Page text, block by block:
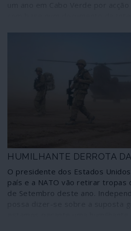
sequestro, mantido à mão
guerra norte-americano
cabo-verdianas, não incomoda
sobre “direitos humanos”, tão
quando as violações são de
HUMILHANTE DERROTA
O presidente dos Estados
país e a NATO vão retirar tropas
de Setembro deste ano.